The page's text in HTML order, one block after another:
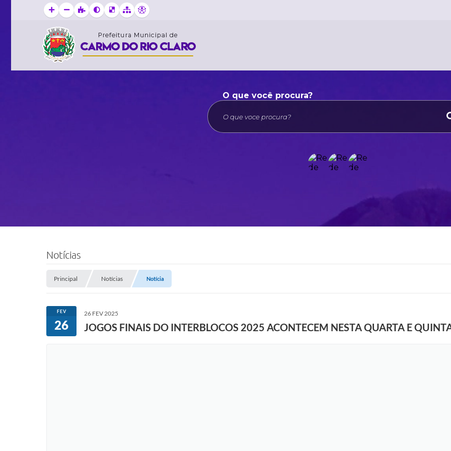
O que voce procura?
Notícias
Principal Notícias Notícia
FEV
26
26 FEV 2025
JOGOS FINAIS DO INTERBLOCOS 2025 ACONTECEM NESTA QUARTA E